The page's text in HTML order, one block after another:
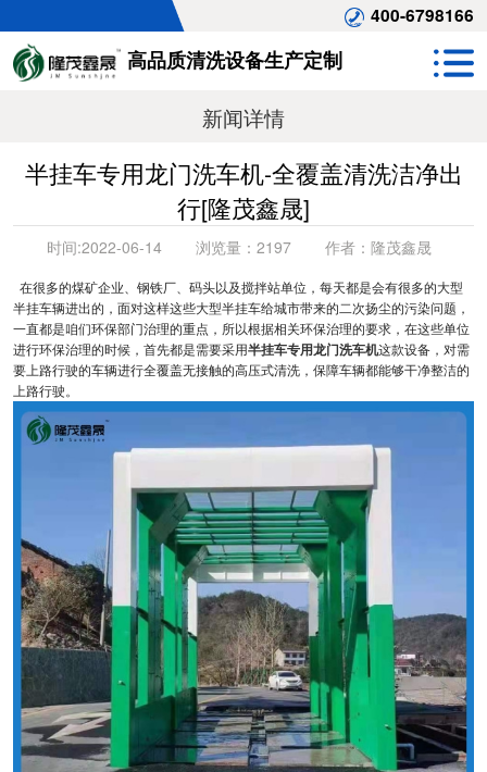
400-6798166
高品质清洗设备生产定制
新闻详情
半挂车专用龙门洗车机-全覆盖清洗洁净出
行[隆茂鑫晟]
时间:2022-06-14 浏览量： 2197 作者： 隆茂鑫晟
在很多的煤矿企业、钢铁厂、码头以及搅拌站单位，每天都是会有很多的大型
半挂车辆进出的，面对这样这些大型半挂车给城市带来的二次扬尘的污染问题，
一直都是咱们环保部门治理的重点，所以根据相关环保治理的要求，在这些单位
进行环保治理的时候，首先都是需要采用半挂车专用龙门洗车机这款设备，对需
要上路行驶的车辆进行全覆盖无接触的高压式清洗，保障车辆都能够干净整洁的
上路行驶。